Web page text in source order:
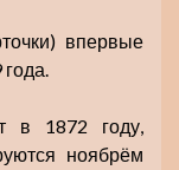
впервые
в 1872 году,
ноябрём